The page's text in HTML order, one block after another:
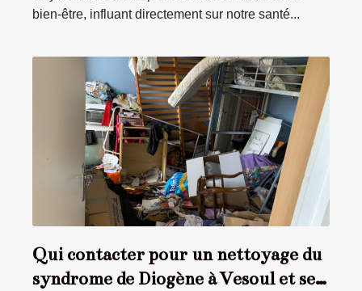
bien-être, influant directement sur notre santé...
Qui contacter pour un nettoyage du
syndrome de Diogène à Vesoul et ses